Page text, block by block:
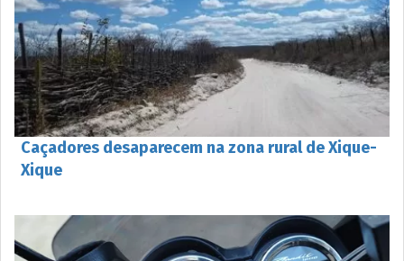
Caçadores desaparecem na zona rural de Xique-
Xique